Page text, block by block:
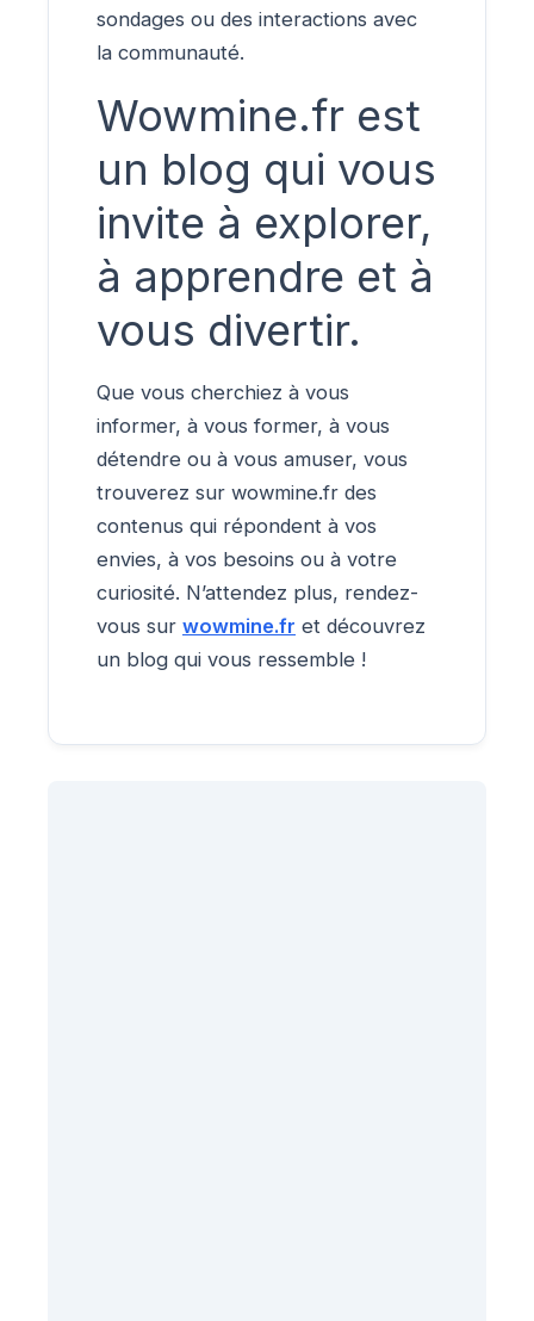
sondages ou des interactions avec
la communauté.
Wowmine.fr est
un blog qui vous
invite à explorer,
à apprendre et à
vous divertir.
Que vous cherchiez à vous
informer, à vous former, à vous
détendre ou à vous amuser, vous
trouverez sur wowmine.fr des
contenus qui répondent à vos
envies, à vos besoins ou à votre
curiosité. N’attendez plus, rendez-
vous sur wowmine.fr et découvrez
un blog qui vous ressemble !